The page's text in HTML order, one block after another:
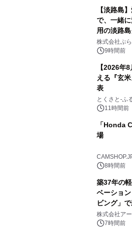
【淡路島
で、一緒
用の淡路
プール グ
スの2施設で
株式会社ぷ
9時間前
【2026年
える『玄
表
とくさと-ふ
11時間前
「Honda
場
8時間前
築37年の
ベーショ
ビング」
事例を株式
株式会社ア
7時間前